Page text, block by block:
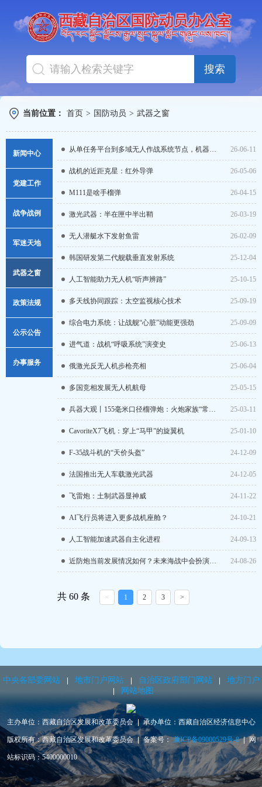
搜索
当前位置： 首页 > 国防动员 > 武器之窗
新闻中心
图片新闻
人防要闻
党建工作
战争战例
军迷天地
武器之窗
政策法规
政策解读
行政规范性文件
公示公告
重点信息
办事服务
从单任务平台到多域无人作战系统节点，机器狗持续迈向实战 26-06-11
战机的近距克星：红外导弹 26-05-06
M111是啥手榴弹 26-04-15
激光武器：半在匣中半出鞘 26-03-19
无人潜艇水下发射鱼雷 26-02-09
韩国研发第二代舰载垂直发射系统 25-12-04
人工智能助力无人机“听声辨路” 25-10-15
多天线协同跟踪：太空监视核心技术 25-09-19
综合电力系统：让战舰“心脏”动能更强劲 25-09-09
进气道：战机“呼吸系统”演变史 25-06-13
俄激光反无人机步枪亮相 25-06-04
多国竞相发展无人机航母 25-05-15
兵器大观丨155毫米口径榴弹炮：火炮家族“常青树” 25-03-11
CavoriteX7飞机：穿上“马甲”的旋翼机 25-01-10
F-35战斗机的“天价头盔” 24-12-09
法国推出无人车载激光武器 24-12-05
飞雷炮：土制武器显神威 24-11-22
AI飞行员将进入更多战机座舱？ 24-10-21
人工智能加速武器自主化进程 24-09-13
近防炮当前发展情况如何？未来海战中会扮演什么样的角色？ 24-08-26
共 60 条 < 1 2 3 >
中央各部委网站 地市门户网站 自治区政府部门网站
地方门户
网站地图
主办单位：西藏自治区发展和改革委员会 承办单位：西藏自治区经济信息中心
版权所有：西藏自治区发展和改革委员会 备案号：藏ICP备09000529号-8 网
站标识码：5400000010